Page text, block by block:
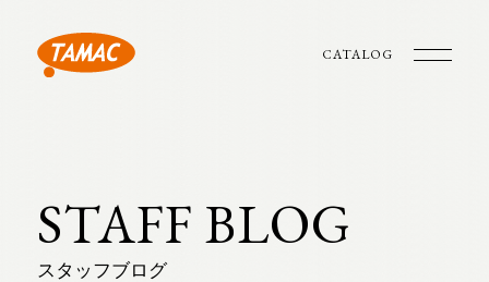
CATALOG
STAFF BLOG
スタッフブログ